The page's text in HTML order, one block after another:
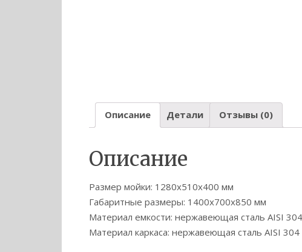
Описание Детали Отзывы (0)
Описание
Размер мойки: 1280х510х400 мм
Габаритные размеры: 1400х700х850 мм
Материал емкости: нержавеющая сталь AISI 304
Материал каркаса: нержавеющая сталь AISI 304